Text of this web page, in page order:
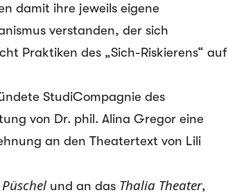
damit ihre jeweils eigene
verstanden, der sich
Praktiken des „Sich-Riskierens“ auf
StudiCompagnie des
von Dr. phil. Alina Gregor eine
an den Theatertext von Lili
und an das Thalia Theater,